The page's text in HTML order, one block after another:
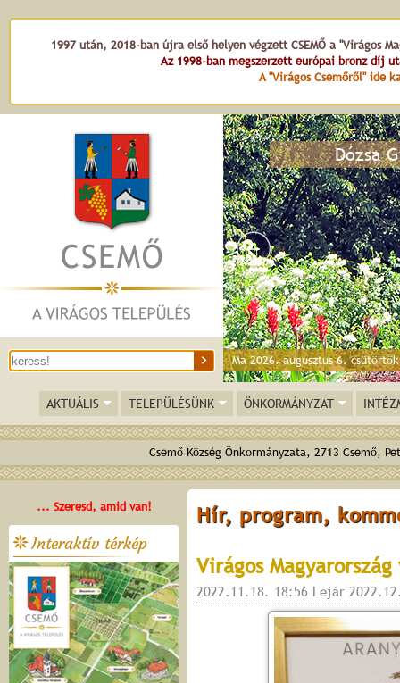
1997 után, 2018-ban újra első helyen végzett CSEMŐ a "Virágos
Az 1998-ban megszerzett európai bronz díj
A "Virágos Csemőről" ide
Ma 2026. augusztus 6.
AKTUÁLIS TELEPÜLÉSÜNK ÖNKORMÁNYZAT
Csemő Község Önkormányzata, 2713
... Szeresd, amid van!
Interaktív térkép
Hír, program,
Virágos
2022.11.18. 18:56 Lejár